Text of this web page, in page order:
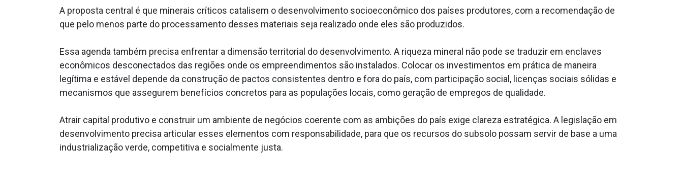
A proposta central é que minerais críticos catalisem o desenvolvimento socioeconômico dos países produtores, com a recomendação de
que pelo menos parte do processamento desses materiais seja realizado onde eles são produzidos.
Essa agenda também precisa enfrentar a dimensão territorial do desenvolvimento. A riqueza mineral não pode se traduzir em enclaves
econômicos desconectados das regiões onde os empreendimentos são instalados. Colocar os investimentos em prática de maneira
legítima e estável depende da construção de pactos consistentes dentro e fora do país, com participação social, licenças sociais sólidas e
mecanismos que assegurem benefícios concretos para as populações locais, como geração de empregos de qualidade.
Atrair capital produtivo e construir um ambiente de negócios coerente com as ambições do país exige clareza estratégica. A legislação em
desenvolvimento precisa articular esses elementos com responsabilidade, para que os recursos do subsolo possam servir de base a uma
industrialização verde, competitiva e socialmente justa.